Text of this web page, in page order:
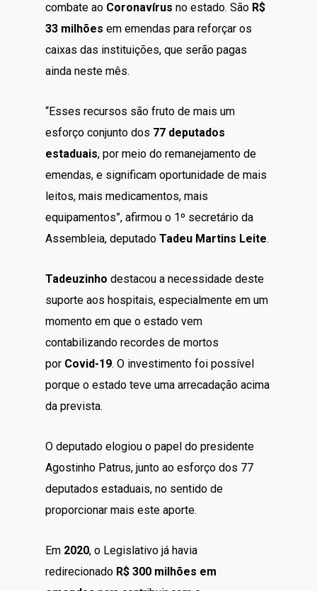
combate ao Coronavírus no estado. São R$
33 milhões em emendas para reforçar os
caixas das instituições, que serão pagas
ainda neste mês.
“Esses recursos são fruto de mais um
esforço conjunto dos 77 deputados
estaduais, por meio do remanejamento de
emendas, e significam oportunidade de mais
leitos, mais medicamentos, mais
equipamentos”, afirmou o 1º secretário da
Assembleia, deputado Tadeu Martins Leite.
Tadeuzinho destacou a necessidade deste
suporte aos hospitais, especialmente em um
momento em que o estado vem
contabilizando recordes de mortos
por Covid-19. O investimento foi possível
porque o estado teve uma arrecadação acima
da prevista.
O deputado elogiou o papel do presidente
Agostinho Patrus, junto ao esforço dos 77
deputados estaduais, no sentido de
proporcionar mais este aporte.
Em 2020, o Legislativo já havia
redirecionado R$ 300 milhões em